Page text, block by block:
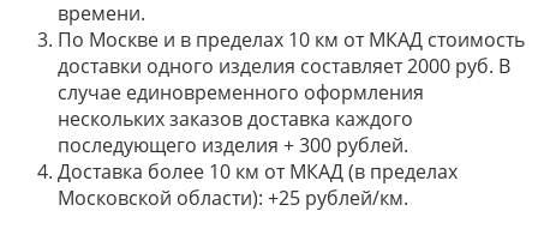
времени.
По Москве и в пределах 10 км от МКАД стоимость
доставки одного изделия составляет 2000 руб. В
случае единовременного оформления
нескольких заказов доставка каждого
последующего изделия + 300 рублей.
Доставка более 10 км от МКАД (в пределах
Московской области): +25 рублей/км.